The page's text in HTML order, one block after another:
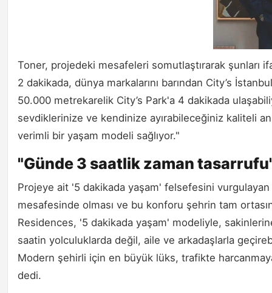
Toner, projedeki mesafeleri somutlaştırarak şunları
2 dakikada, dünya markalarını barından City’s
50.000 metrekarelik City’s Park'a 4 dakikada
sevdiklerinize ve kendinize ayırabileceğiniz kaliteli
verimli bir yaşam modeli sağlıyor."
"Günde 3 saatlik zaman
Projeye ait '5 dakikada yaşam' felsefesini
mesafesinde olması ve bu konforu şehrin tam
Residences, '5 dakikada yaşam' modeliyle,
saatin yolculuklarda değil, aile ve arkadaşlarla
Modern şehirli için en büyük lüks, trafikte
dedi.